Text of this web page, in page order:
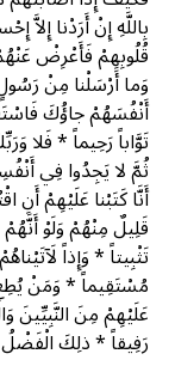
بِاللَّهِ إِنْ أَرَدْنا إِلاَّ
قُلُوبِهِمْ فَأَعْرِضْ
وَما أَرْسَلْنا مِنْ رَسُولٍ
أَنْفُسَهُمْ جاؤُكَ
تَوَّاباً رَحِيماً * فَلا
ثُمَّ لا يَجِدُوا فِي
أَنَّا كَتَبْنا عَلَيْهِمْ أَنِ
قَلِيلٌ مِنْهُمْ وَلَوْ
تَثْبِيتاً * وَإِذاً
مُسْتَقِيماً * وَمَنْ يُطِعِ
عَلَيْهِمْ مِنَ النَّبِيِّينَ
رَفِيقاً * ذلِكَ الْفَضْلُ